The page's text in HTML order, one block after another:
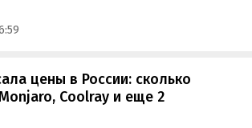
цены в России: сколько
Coolray и еще 2